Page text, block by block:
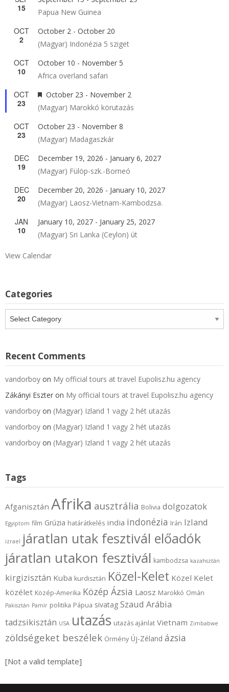
15
Papua New Guinea
OCT
2
October 2 - October 20
(Magyar) Indonézia 5 sziget
OCT
10
October 10 - November 5
Africa overland safari
OCT
23
Featured
October 23 - November 2
(Magyar) Marokkó körutazás
OCT
23
October 23 - November 8
(Magyar) Madagaszkár
DEC
19
December 19, 2026 - January 6, 2027
(Magyar) Fülöp-szk.-Borneó
DEC
20
December 20, 2026 - January 10, 2027
(Magyar) Laosz-Vietnam-Kambodzsa.
JAN
10
January 10, 2027 - January 25, 2027
(Magyar) Sri Lanka (Ceylon) út
View Calendar
Categories
Recent Comments
vandorboy on My official tours at travel Eupolisz.hu agency
Zákányi Eszter on My official tours at travel Eupolisz.hu agency
vandorboy on (Magyar) Izland 1 vagy 2 hét utazás
vandorboy on (Magyar) Izland 1 vagy 2 hét utazás
vandorboy on (Magyar) Izland 1 vagy 2 hét utazás
Tags
Afganisztán Afrika ausztrália Bolivia dolgozatok
Egyiptom film Grúzia határátkelés india indonézia Irán Izland
izrael járatlan utak fesztivál előadók
járatlan utakon fesztivál kambodzsa kazahsztán
kirgizisztán Kuba kurdisztán Közel-Kelet Közel Kelet
közélet Közép-Amerika Közép Ázsia Laosz Marokkó Omán
Pakisztán Pamír politika Pápua sivatag Szaud Arábia
tadzsikisztán USA utazás utazás ajánlat Vietnam Zimbabwe
zöldségeket beszélek Örmény Új-Zéland ázsia
[Not a valid template]